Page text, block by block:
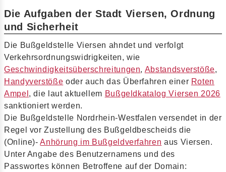
Die Aufgaben der Stadt Viersen, Ordnung
und Sicherheit
Die Bußgeldstelle Viersen ahndet und verfolgt
Verkehrsordnungswidrigkeiten, wie
Geschwindigkeitsüberschreitungen, Abstandsverstöße,
Handyverstöße oder auch das Überfahren einer Roten
Ampel , die laut aktuellem Bußgeldkatalog Viersen 2026
sanktioniert werden.
Die Bußgeldstelle Nordrhein-Westfalen versendet in der
Regel vor Zustellung des Bußgeldbescheids die
(Online)-Anhörung im Bußgeldverfahren aus Viersen.
Unter Angabe des Benutzernamens und des
Passwortes können Betroffene auf der Domain: